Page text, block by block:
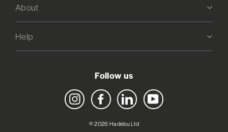
About
Help
Follow us
Instagram FacebookLinkedIn YouTube
© 2026 Hadebu Ltd